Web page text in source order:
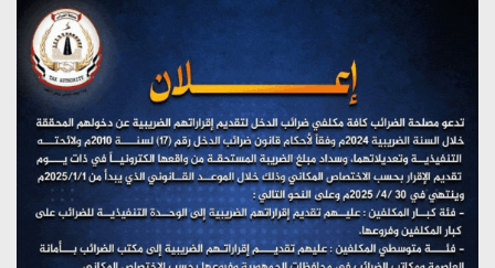
(نحن لا نهزم) بث مباشر
تستمعون لبرنامج (هندسة الوهم)
يوليو 28, 2026
مؤتمر صحفي لمركز عين الإنسانية حول جرائم تحالف العدوان
على اليمن
يوليو 27, 2026